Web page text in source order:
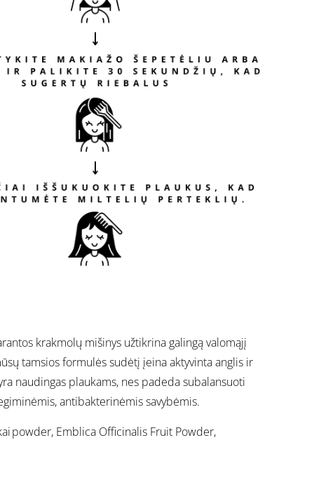
krakmolų mišinys užtikrina galingą valomąjį
tamsios formulės sudėtį įeina aktyvinta anglis ir
naudingas plaukams, nes padeda subalansuoti
antibakterinėmis savybėmis.
powder, Emblica Officinalis Fruit Powder,